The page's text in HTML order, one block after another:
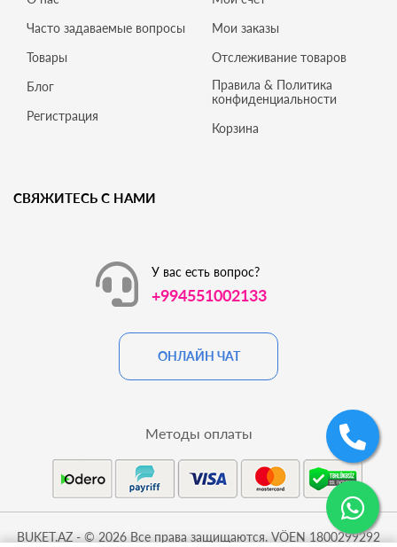
Часто задаваемые вопросы
Товары
Блог
Регистрация
Мои заказы
Отслеживание товаров
Правила & Политика
конфиденциальности
Корзина
СВЯЖИТЕСЬ С НАМИ
У вас есть вопрос?
+994551002133
ОНЛАЙН ЧАТ
BUKET.AZ - © 2026 Все права защищаются. VÖEN 1800299292
Методы оплаты